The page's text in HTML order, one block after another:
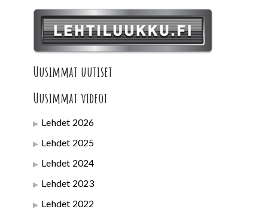
Uusimmat uutiset
Uusimmat videot
Lehdet 2026
Lehdet 2025
Lehdet 2024
Lehdet 2023
Lehdet 2022